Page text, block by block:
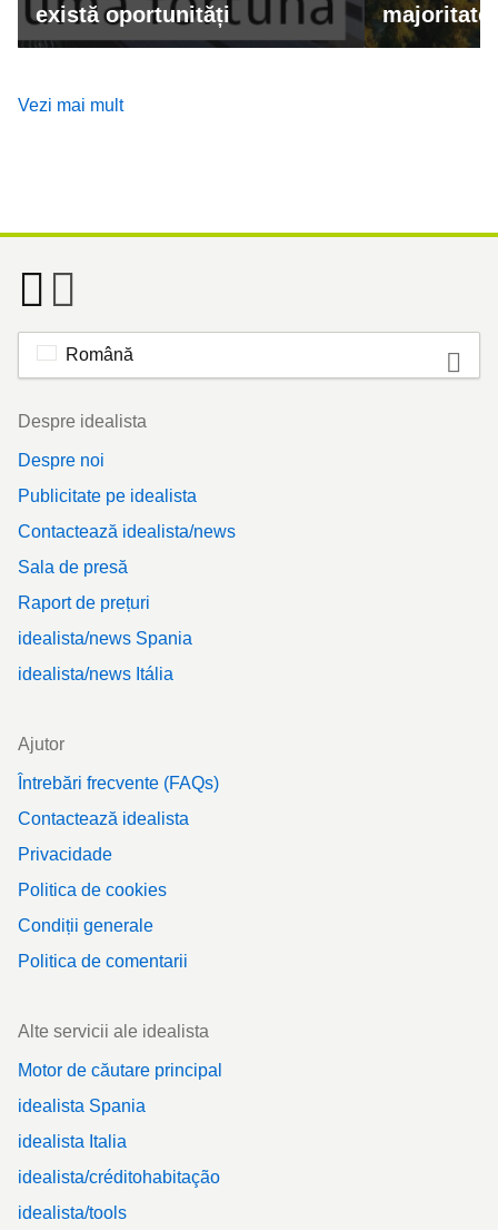
există oportunități
ratează
Vezi mai mult
Română
Footer
Despre idealista
Despre noi
Publicitate pe idealista
Contactează idealista/news
Sala de presă
Raport de prețuri
idealista/news Spania
idealista/news Itália
Ajutor
Întrebări frecvente (FAQs)
Contactează idealista
Privacidade
Politica de cookies
Condiții generale
Politica de comentarii
Alte servicii ale idealista
Motor de căutare principal
idealista Spania
idealista Italia
idealista/créditohabitação
idealista/tools